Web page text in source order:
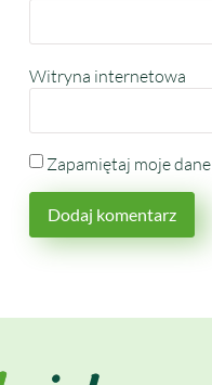
Witryna internetowa
Zapamiętaj moje